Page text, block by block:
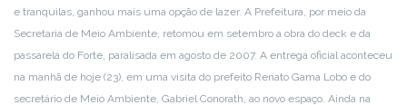
e tranquilas, ganhou mais uma opção de lazer. A Prefeitura, por meio da
Secretaria de Meio Ambiente, retomou em setembro a obra do deck e da
passarela do Forte, paralisada em agosto de 2007. A entrega oficial aconteceu
na manhã de hoje (23), em uma visita do prefeito Renato Gama Lobo e do
secretário de Meio Ambiente, Gabriel Conorath, ao novo espaço. Ainda na